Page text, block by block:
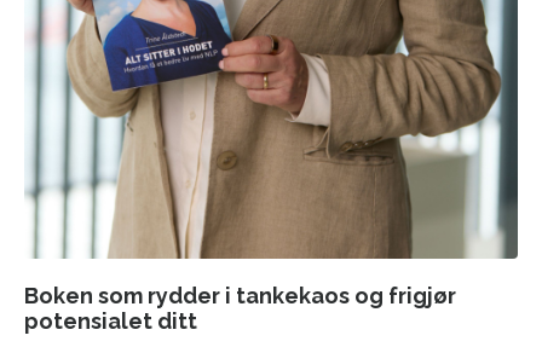
Boken som rydder i tankekaos og frigjør
potensialet ditt